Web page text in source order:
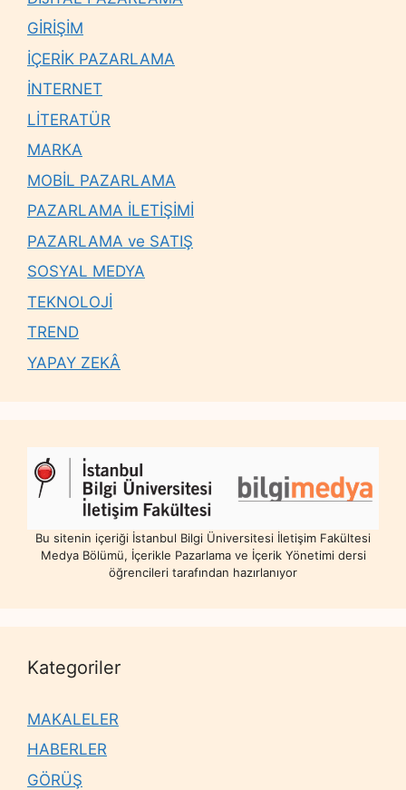
GİRİŞİM
İÇERİK PAZARLAMA
İNTERNET
LİTERATÜR
MARKA
MOBİL PAZARLAMA
PAZARLAMA İLETİŞİMİ
PAZARLAMA ve SATIŞ
SOSYAL MEDYA
TEKNOLOJİ
TREND
YAPAY ZEKÂ
Bu sitenin içeriği İstanbul Bilgi Üniversitesi İletişim Fakültesi
Medya Bölümü, İçerikle Pazarlama ve İçerik Yönetimi dersi
öğrencileri tarafından hazırlanıyor
Kategoriler
MAKALELER
HABERLER
GÖRÜŞ